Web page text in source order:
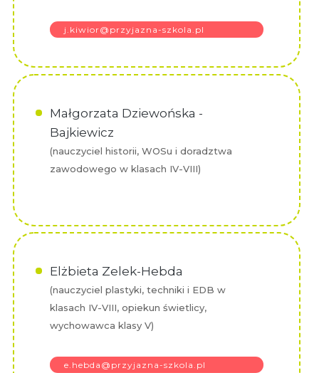
j.kiwior@przyjazna-szkola.pl
Małgorzata Dziewońska -
Bajkiewicz
(nauczyciel historii, WOSu i doradztwa
zawodowego w klasach IV-VIII)
Elżbieta Zelek-Hebda
(nauczyciel plastyki, techniki i EDB w
klasach IV-VIII, opiekun świetlicy,
wychowawca klasy V)
e.hebda@przyjazna-szkola.pl